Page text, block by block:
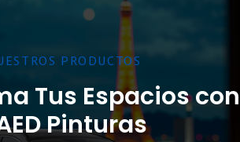
PRODUCTOS
Tus Espacios con
Pinturas